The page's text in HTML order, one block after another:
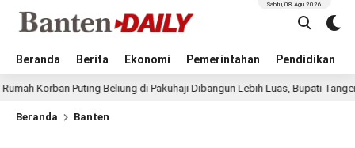
Beranda Berita Ekonomi Pemerintahan Pendidikan
Sabtu, 08 Agu 2026
Puting Beliung di Pakuhaji Dibangun Lebih Luas, Bupati Tangerang: Harus
Beranda Banten